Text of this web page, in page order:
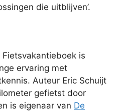
die uitblijven’.
Fietsvakantieboek is
ervaring met
Auteur Eric Schuijt
gefietst door
is eigenaar van De